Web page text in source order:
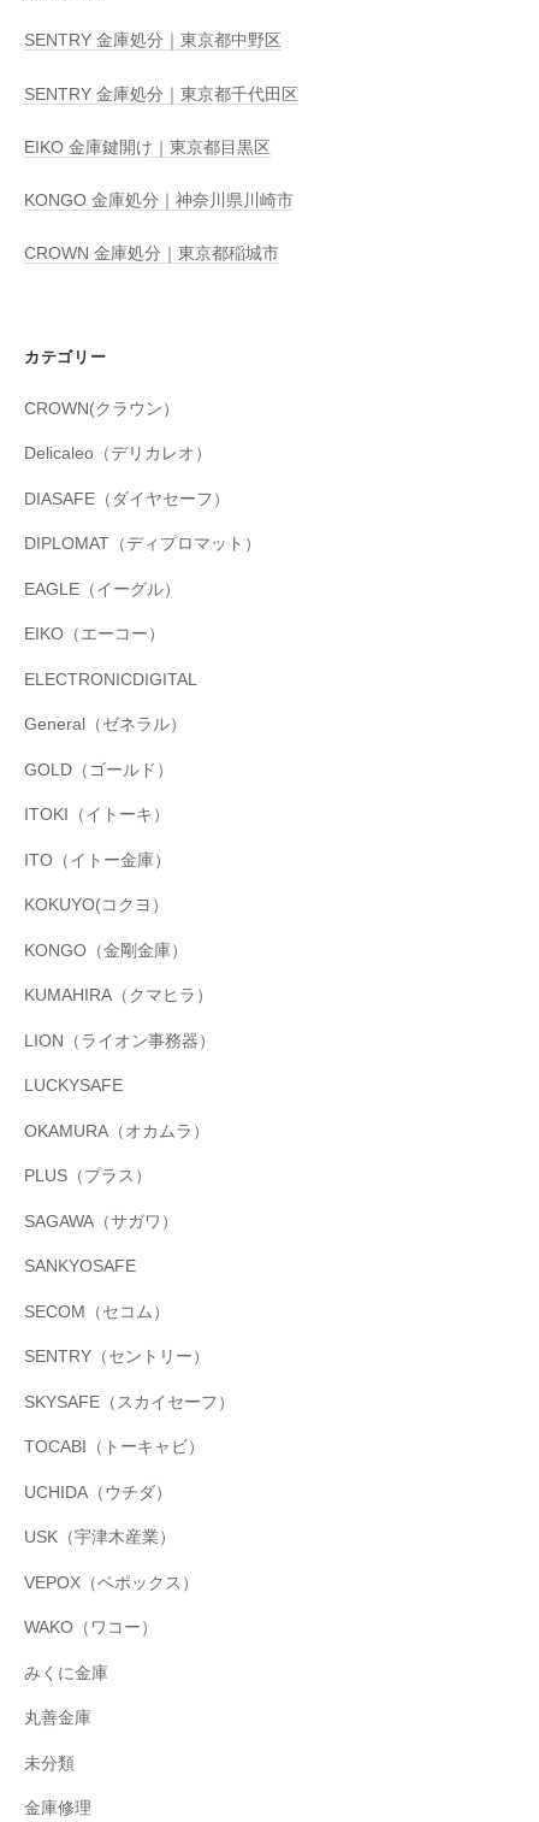
SENTRY 金庫処分｜東京都中野区
SENTRY 金庫処分｜東京都千代田区
EIKO 金庫鍵開け｜東京都目黒区
KONGO 金庫処分｜神奈川県川崎市
CROWN 金庫処分｜東京都稲城市
カテゴリー
CROWN(クラウン）
Delicaleo（デリカレオ）
DIASAFE（ダイヤセーフ）
DIPLOMAT（ディプロマット）
EAGLE（イーグル）
EIKO（エーコー）
ELECTRONICDIGITAL
General（ゼネラル）
GOLD（ゴールド）
ITOKI（イトーキ）
ITO（イトー金庫）
KOKUYO(コクヨ）
KONGO（金剛金庫）
KUMAHIRA（クマヒラ）
LION（ライオン事務器）
LUCKYSAFE
OKAMURA（オカムラ）
PLUS（プラス）
SAGAWA（サガワ）
SANKYOSAFE
SECOM（セコム）
SENTRY（セントリー）
SKYSAFE（スカイセーフ）
TOCABI（トーキャビ）
UCHIDA（ウチダ）
USK（宇津木産業）
VEPOX（ベポックス）
WAKO（ワコー）
みくに金庫
丸善金庫
未分類
金庫修理